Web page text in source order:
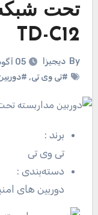
تحت
TD-C12
By دیجیزا
05 آگوست 2020
#تی وی تی,
برند:
تی وی تی
دسته‌بندی:
دوربین های